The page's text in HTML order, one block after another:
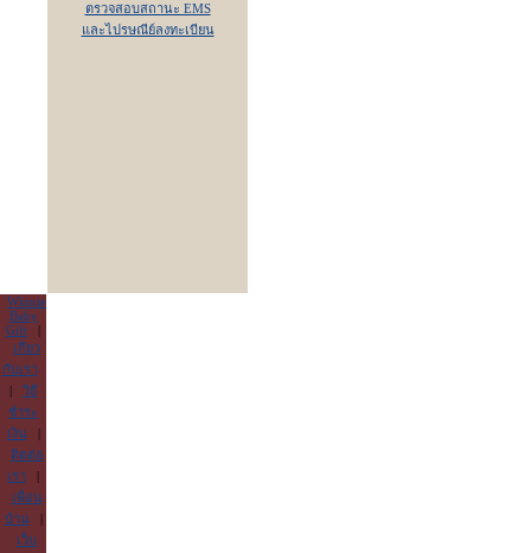
ตรวจสอบสถานะ EMS
และไปรษณีย์ลงทะเบียน
Winnie
Baby
Gift |
เกี่ยว
กับเรา
| วิธี
ชำระ
เงิน |
ติดต่อ
เรา |
เพื่อน
บ้าน |
เว็บ